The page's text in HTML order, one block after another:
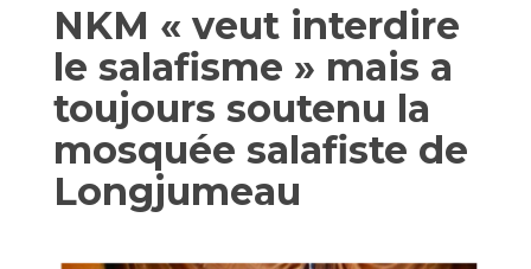
NKM « veut interdire
le salafisme » mais a
toujours soutenu la
mosquée salafiste de
Longjumeau